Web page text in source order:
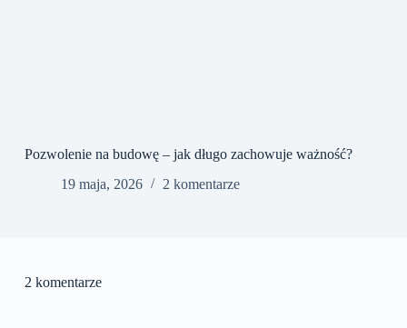
Pozwolenie na budowę – jak długo zachowuje ważność?
19 maja, 2026
2 komentarze
2 komentarze